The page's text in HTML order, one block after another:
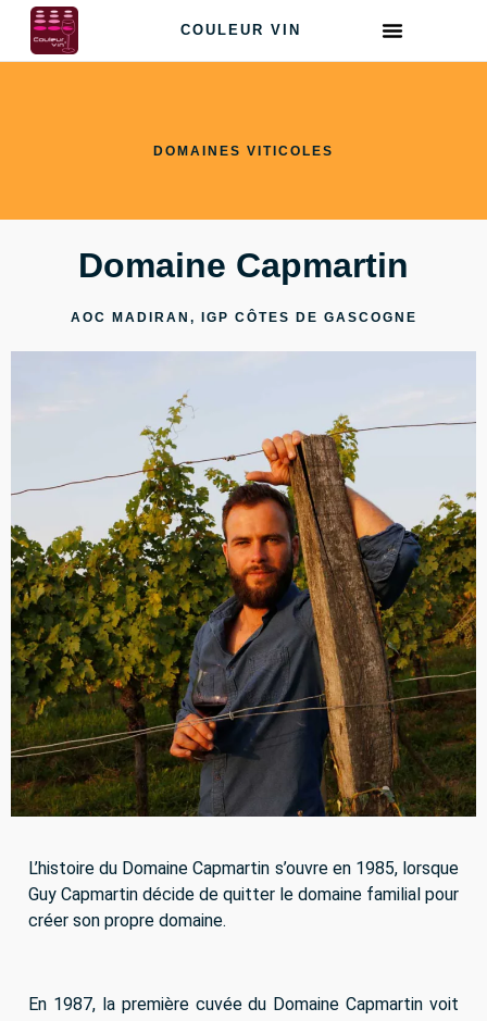
COULEUR VIN
DOMAINES VITICOLES
Domaine Capmartin
AOC MADIRAN, IGP CÔTES DE GASCOGNE
L’histoire du Domaine Capmartin s’ouvre en 1985, lorsque
Guy Capmartin décide de quitter le domaine familial pour
créer son propre domaine.
En 1987, la première cuvée du Domaine Capmartin voit